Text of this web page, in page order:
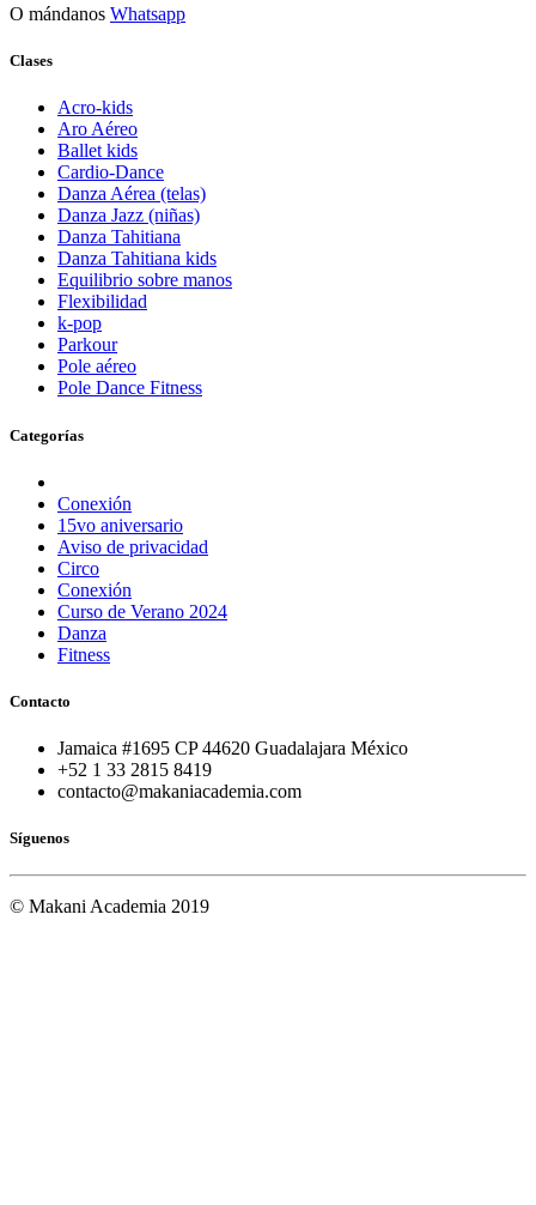
O mándanos Whatsapp
Clases
Acro-kids
Aro Aéreo
Ballet kids
Cardio-Dance
Danza Aérea (telas)
Danza Jazz (niñas)
Danza Tahitiana
Danza Tahitiana kids
Equilibrio sobre manos
Flexibilidad
k-pop
Parkour
Pole aéreo
Pole Dance Fitness
Categorías
Conexión
15vo aniversario
Aviso de privacidad
Circo
Conexión
Curso de Verano 2024
Danza
Fitness
Contacto
Jamaica #1695 CP 44620 Guadalajara México
+52 1 33 2815 8419
contacto@makaniacademia.com
Síguenos
© Makani Academia 2019